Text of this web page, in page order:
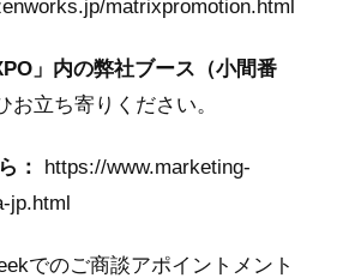
matrixpromotion.html
」内の弊社ブース（小間番
お立ち寄りください。
：
https://www.marketing-
jp.html
でのご商談アポイントメント